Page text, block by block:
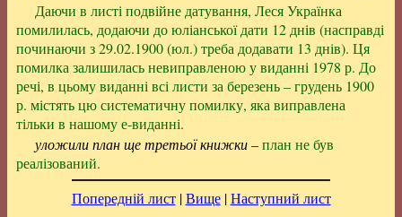
Даючи в листі подвійне датування, Леся Українка
помилилась, додаючи до юліанської дати 12 днів (насправді
починаючи з 29.02.1900 (юл.) треба додавати 13 днів). Ця
помилка залишилась невиправленою у виданні 1978 р. До
речі, в цьому виданні всі листи за березень – грудень 1900
р. містять цю систематичну помилку, яка виправлена
тільки в нашому е-виданні.
уложили план ще третьої книжки–план не був
реалізований.
Попередній лист|Вище|Наступний лист